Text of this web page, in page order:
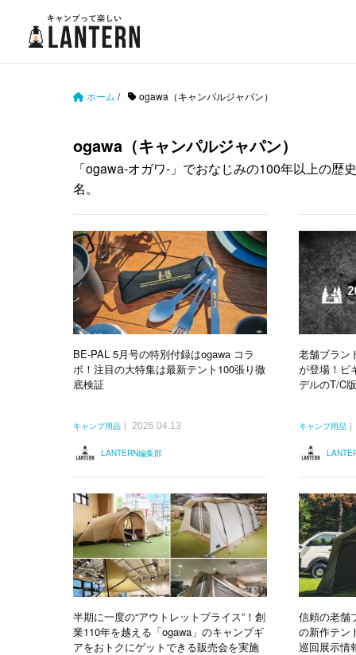
ホーム / ogawa（キャンパルジャパン）
ogawa（キャンパルジャパン）
「ogawa-オガワ-」でおなじみの100年以上の
名。
BE-PAL 5月号の特別付録はogawa コラ
ボ！注目の大特集は最新テント100張り徹
底検証
キャンプ用品 2026.04.13
LANTERN編集部
老舗ブラン
が登場！ビ
デルのT/C
キャンプ用品
半期に一度の“アウトレットプライス”！創
業110年を越える「ogawa」のキャンプギ
アをおトクにゲットできる販売会を実施
信頼の老舗
の新作テン
巡回展示情